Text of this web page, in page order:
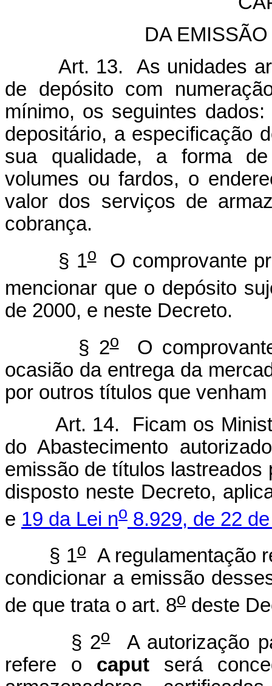
DA
Art. 13. As unidades
de depósito com
mínimo, os seguintes
depositário, a especificação
sua qualidade, a forma
volumes ou fardos, o
valor dos serviços de
cobrança.
§ 1oO comprovante
mencionar que o depósito
de 2000, e neste Decreto.
§ 2oO
ocasião da entrega da
por outros títulos que
Art. 14. Ficam os
do Abastecimento
emissão de títulos
disposto neste Decreto,
e 19 da Lei no 8.929, de 22
§ 1oA regulamentação
condicionar a emissão
de que trata o art. 8o deste
§ 2oA autorização
refere o caput será